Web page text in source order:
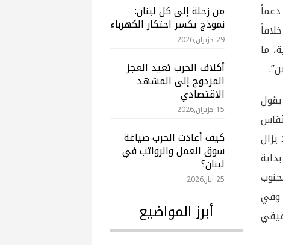
ما
في الجنوب
وفي
من زحلة إلى كل لبنان:
نموذج يكسر احتكار الكهرباء
29 حزيران,2026
أكلاف الحرب تعيد العجز
المزدوج إلى المشهد
الاقتصادي
15 حزيران,2026
كيف أعادت الحرب صياغة
سوق العمل والرواتب في
لبنان؟
25 أيار,2026
أبرز المواضيع